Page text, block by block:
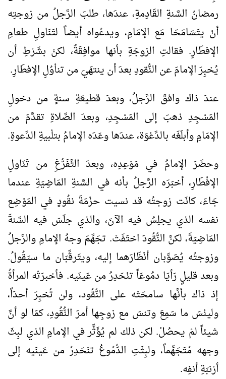
رمضانُ السَّنةِ القَادِمةِ، عندَها، طلبَ الرَّجلُ من زوجتِه
أنْ يتَسَامَحَا مَع الإمَامِ، ويدعُواه أيضاً لتَنَاولِ طعامِ
الإفطَارِ. فقالتِ الزوجَةِ بأنها موافِقَةٌ، لكنْ بشَرْطِ أن
يُخبِرَ الإمامَ عن النُّقودِ بعدَ أن ينتهَيَ من تناْوُلِ الإفطَارِ.
عندَ ذاك وافقَ الرَّجلُ، وبعدَ قطيعَةِ سنةٍ من دخولِ
المَسْجِدِ ذهبَ إلى المَسْجِدِ، وبعدَ الصَّلاةِ تقدَّمَ من
الإمَامِ وأبلَغَه بالدَّعْوَة، عندَها وعَدَه الإمامُ بتلْبيةِ الدَّعوةِ.
وحضَرَ الإمامُ في مَوْعِدِه، وبعدَ التَّفَرُّغِ من تَنَاولِ
الإفْطَارِ، أخبَرَه الرَّجلُ بأنه في السَّنةِ المَاضِيَةِ عندما
جَاءَ، كانَت زوجتُه قد نسيت حزْمَةَ نقُودٍ في المَوْضِع
نفسه الذي يجلِسُ فيه الآنَ، والذي جلَسَ فيه السَّنةَ
المَاضِيَةَ، لكنَّ النُّقُودَ اختَفَتْ. تجَهَّمَ وجهُ الإمامِ والرَّجلُ
وزوجتُه يُصَوِّبان أنْظَارَهما إليه، ويتَرقَّبَان ما سيَقُولُ.
وبعد قليلٍ رَأيَا دمُوعَاً تنْحَدِرُ من عَينَيه. فأخبرَتْه المرأةُ
إذ ذاك بأنَّها سامحَتْه على النُّقُود، ولن تُخبِرَ أحدَاً،
ولينْسَ ما سَمِعَ وتنسَ مع زوجِها أمرَ النُّقُودِ، كمَا لو أنَّ
شيئاً لمْ يحصُلْ. لكن ذلك لم يُؤَثِّر في الإمامِ الذي لبِثَ
وجهه مُتَجَهِّماً، ولبِثَتِ الدُّمُوعُ تنْحَدِرُ من عَينَيه إلى
أرْنبَةِ أنفِه.